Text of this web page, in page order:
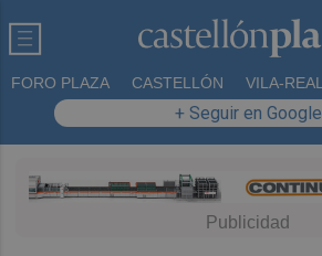
FORO PLAZA CASTELLÓN VILA-REAL
+ Seguir en Google